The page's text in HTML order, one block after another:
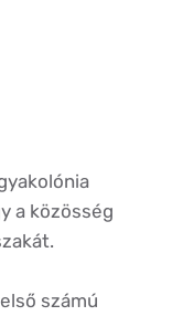
a közösség
számú